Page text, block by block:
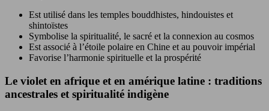
Est utilisé dans les temples bouddhistes, hindouistes et
shintoïstes
Symbolise la spiritualité, le sacré et la connexion au cosmos
Est associé à l’étoile polaire en Chine et au pouvoir impérial
Favorise l’harmonie spirituelle et la prospérité
Le violet en afrique et en amérique latine : traditions
ancestrales et spiritualité indigène